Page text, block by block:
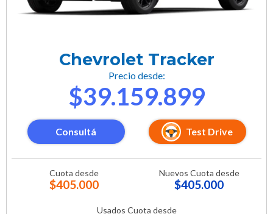
Chevrolet Tracker
Precio desde:
$39.159.899
Consultá Test Drive
Cuota desde
$405.000
Nuevos Cuota desde
$405.000
Usados Cuota desde